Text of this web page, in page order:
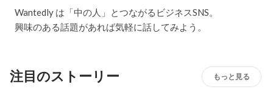
Wantedly は「中の人」とつながるビジネスSNS。
興味のある話題があれば気軽に話してみよう。
注目のストーリー もっと見る